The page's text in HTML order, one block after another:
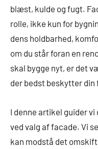
blæst, kulde og fugt.
rolle, ikke kun for
dens holdbarhed,
om du står foran en
skal bygge nyt, er det
der bedst beskytter din
I denne artikel guider
ved valg af facade. Vi
kan modstå det